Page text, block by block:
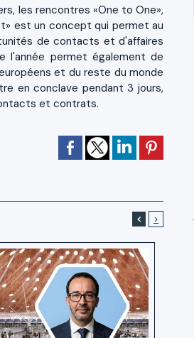
les rencontres «One to One»,
est un concept qui permet au
de contacts et d'affaires
l'année permet également de
et du reste du monde
en conclave pendant 3 jours,
et contrats.
< >